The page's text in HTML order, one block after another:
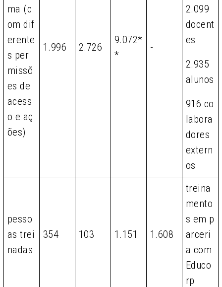
ma (c
om dif
erente
s per
missõ
es de
acess
o e aç
ões)
1.996 2.726
9.072*
*
-
2.099
docent
es
2.935
alunos
916 co
labora
dores
extern
os
pesso
as trei
nadas
354 103 1.151 1.608
treina
mento
s em p
arceri
a com
Educo
rp